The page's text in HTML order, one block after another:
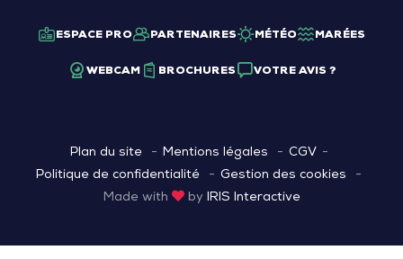
ESPACE PRO PARTENAIRES MÉTÉO MARÉES
WEBCAM BROCHURES VOTRE AVIS ?
Plan du site Mentions légales
CGV
Politique de confidentialité
Gestion des cookies
Made with
by IRIS Interactive